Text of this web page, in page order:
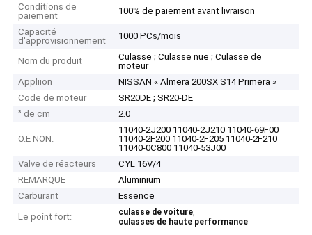
Conditions de
paiement
100% de paiement avant livraison
Capacité
d'approvisionnement
1000 PCs/mois
Nom du produit
Culasse ; Culasse nue ; Culasse de
moteur
Appliion
NISSAN « Almera 200SX S14 Primera »
Code de moteur
SR20DE ; SR20-DE
³ de cm
2.0
O.E NON.
11040-2J200 11040-2J210 11040-69F00
11040-2F200 11040-2F205 11040-2F210
11040-0C800 11040-53J00
Valve de réacteurs
CYL 16V/4
REMARQUE
Aluminium
Carburant
Essence
Le point fort:
culasse de voiture,
culasses de haute performance